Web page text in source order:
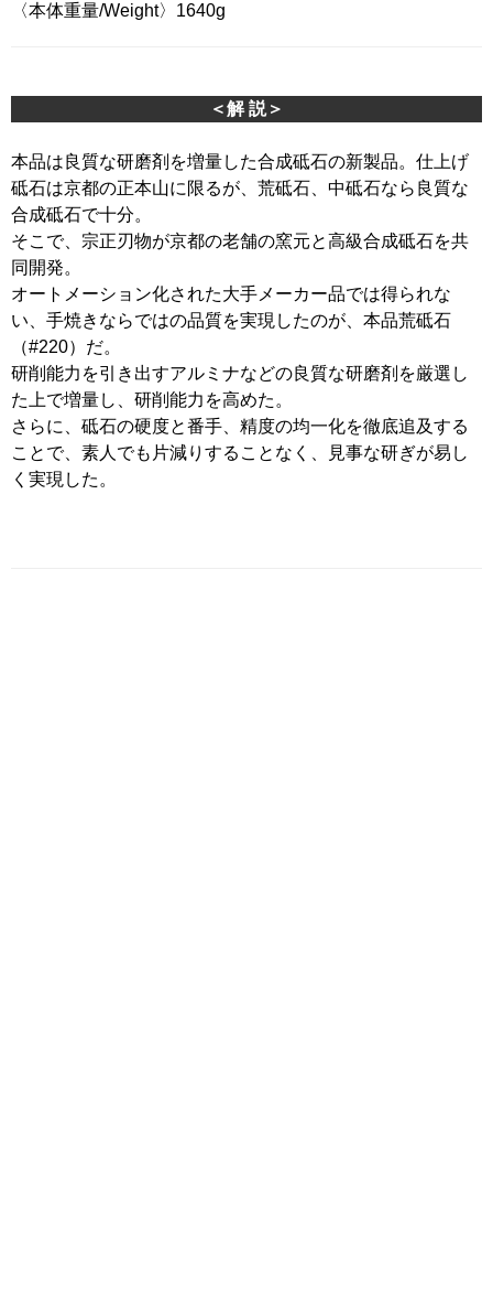
〈本体重量/Weight〉1640g
＜解 説＞
本品は良質な研磨剤を増量した合成砥石の新製品。仕上げ
砥石は京都の正本山に限るが、荒砥石、中砥石なら良質な
合成砥石で十分。
そこで、宗正刃物が京都の老舗の窯元と高級合成砥石を共
同開発。
オートメーション化された大手メーカー品では得られな
い、手焼きならではの品質を実現したのが、本品荒砥石
（#220）だ。
研削能力を引き出すアルミナなどの良質な研磨剤を厳選し
た上で増量し、研削能力を高めた。
さらに、砥石の硬度と番手、精度の均一化を徹底追及する
ことで、素人でも片減りすることなく、見事な研ぎが易し
く実現した。